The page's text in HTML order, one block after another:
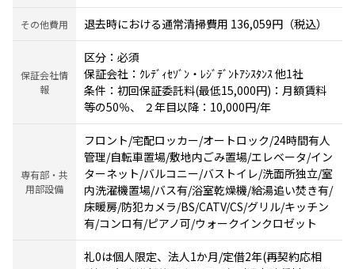
その他費用 退去時における通常清掃費用 136,059円（税込）
保証会社情
報
区分：必須
保証会社：ｸﾚﾃﾞｨｾｿﾞﾝ・ﾚｼﾞﾃﾞﾝﾄｱｼｽﾀﾝｽ 他1社
条件：初回保証委託料(最低15,000円)：月額賃料
等の50％、 ２年目以降：10,000円/年
専有部・共
用部設備
フロント/宅配ロッカー/オートロック/24時間有人
管理/自転車置場/敷地内ごみ置場/エレベータ/イン
ターネット/バルコニー/バストイレ/洗面所独立/室
内洗濯機置場/バス有/浴室乾燥機/給湯追い焚き有/
床暖房/防犯カメラ/BS/CATV/CS/グリル/キッチン
有/コンロ有/ピアノ可/ウォークインクロゼット
礼0は個人限定、法人1か月/定借2年(再契約応相